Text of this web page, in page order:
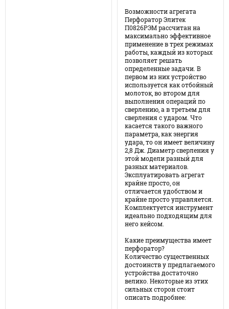
Возможности агрегата
Перфоратор Элитек
П0826РЭМ рассчитан на
максимально эффективное
применение в трех режимах
работы, каждый из которых
позволяет решать
определенные задачи. В
первом из них устройство
используется как отбойный
молоток, во втором для
выполнения операций по
сверлению, а в третьем для
сверления с ударом. Что
касается такого важного
параметра, как энергия
удара, то он имеет величину
2,8 Дж. Диаметр сверления у
этой модели разный для
разных материалов.
Эксплуатировать агрегат
крайне просто, он
отличается удобством и
крайне просто управляется.
Комплектуется инструмент
идеально подходящим для
него кейсом.
Какие преимущества имеет
перфоратор?
Количество существенных
достоинств у предлагаемого
устройства достаточно
велико. Некоторые из этих
сильных сторон стоит
описать подробнее: